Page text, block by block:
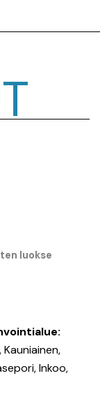
luokse
Kauniainen,
Inkoo,